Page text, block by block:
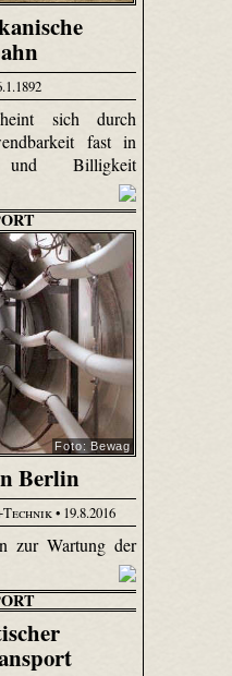
sich durch
fast in
Billigkeit
Foto: Bewag
Berlin
• 19.8.2016
zur Wartung der